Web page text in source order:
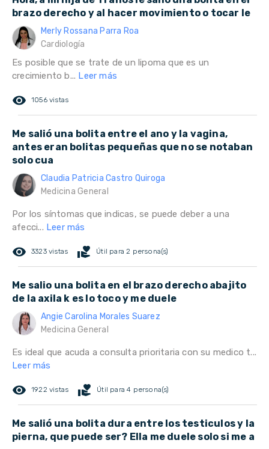
brazo derecho y al hacer movimiento o tocar le
Merly Rossana Parra Roa
Cardiología
Es posible que se trate de un lipoma que es un
crecimiento b... Leer más
remove_red_eye 1056 vistas
Me salió una bolita entre el ano y la vagina,
antes eran bolitas pequeñas que no se notaban
solo cua
Claudia Patricia Castro Quiroga
Medicina General
Por los síntomas que indicas, se puede deber a una
afecci... Leer más
remove_red_eye 3323 vistas volunteer_activism Útil para 2 persona(s)
Me salio una bolita en el brazo derecho abajito
de la axila k es lo toco y me duele
Angie Carolina Morales Suarez
Medicina General
Es ideal que acuda a consulta prioritaria con su medico t...
Leer más
remove_red_eye 1922 vistas volunteer_activism Útil para 4 persona(s)
Me salió una bolita dura entre los testiculos y la
pierna, que puede ser? Ella me duele solo si me a